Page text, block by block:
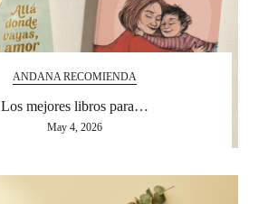
ANDANA RECOMIENDA
Los mejores libros para…
May 4, 2026